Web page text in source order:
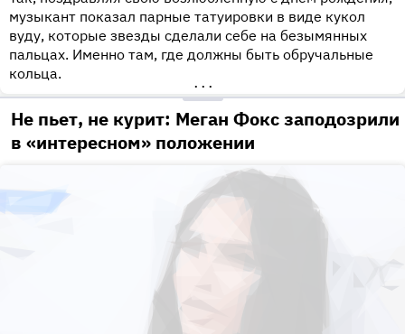
музыкант показал парные татуировки в виде кукол
вуду, которые звезды сделали себе на безымянных
пальцах. Именно там, где должны быть обручальные
кольца.
•••
Не пьет, не курит: Меган Фокс заподозрили
в «интересном» положении